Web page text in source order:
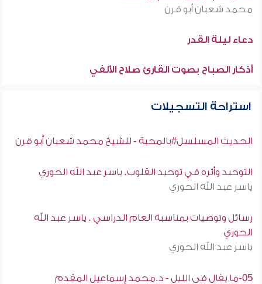
محمد شعبان أبو قرن
دعاء ليلة القدر
أذكار الصباح بصوت القارئ صلاح الألفي
استراحة التسجيلات
الحديث المسلسل#بالمحبة - للشيخ محمد شعبان أبو قرن
التوحيد وأثره في توحيد القلوب. ياسر عبد الله الحوري
ياسر عبد الله الحوري
رسائل وتوصيات بمناسبة العام الدراسي . ياسر عبد الله
الحوري
ياسر عبد الله الحوري
05-ما يقال فى الليل - د.محمد إسماعيل المقدم